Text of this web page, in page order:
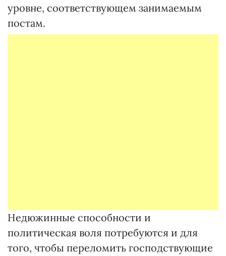
уровне, соответствующем занимаемым
постам.
Недюжинные способности и
политическая воля потребуются и для
того, чтобы переломить господствующие